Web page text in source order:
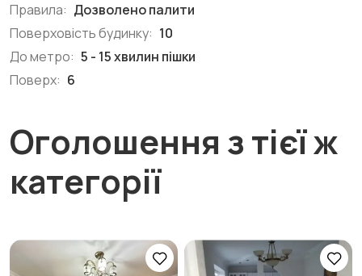
Правила: Дозволено палити
Поверховість будинку: 10
До метро: 5 - 15 хвилин пішки
Поверх: 6
Оголошення з тієї ж
категорії